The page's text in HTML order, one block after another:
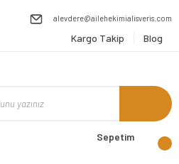
alevdere@ailehekimialisveris.com
Kargo Takip Blog
Sepetim